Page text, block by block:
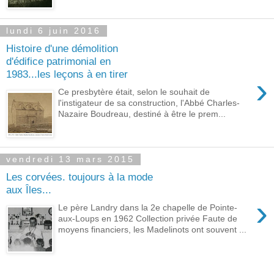
lundi 6 juin 2016
Histoire d'une démolition
d'édifice patrimonial en
1983...les leçons à en tirer
›
Ce presbytère était, selon le souhait de
l'instigateur de sa construction, l'Abbé Charles-
Nazaire Boudreau, destiné à être le prem...
vendredi 13 mars 2015
Les corvées. toujours à la mode
aux Îles...
›
Le père Landry dans la 2e chapelle de Pointe-
aux-Loups en 1962 Collection privée Faute de
moyens financiers, les Madelinots ont souvent ...